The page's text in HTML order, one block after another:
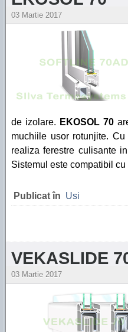
03 Martie 2017
de izolare. EKOSOL 70
muchiile usor rotunjite. Cu
realiza ferestre culisante
Sistemul este compatibil cu
Publicat în Usi
VEKASLIDE
03 Martie 2017